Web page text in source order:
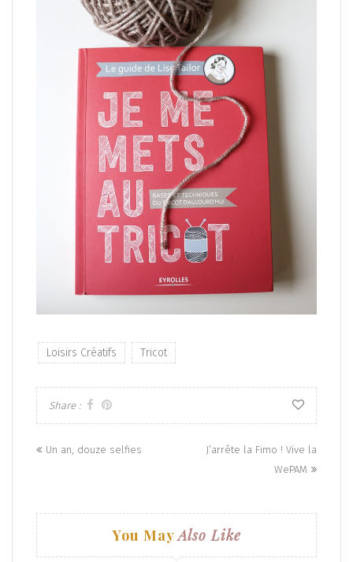
Loisirs Créatifs Tricot
Share :
Posts
Un an, douze selfies
J’arrête la Fimo ! Vive la
WePAM
You MayAlso Like